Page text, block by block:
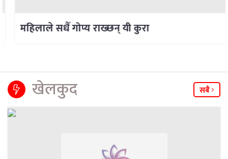
महिलाले सधैँ गोप्य राख्छन् यी कुरा
खेलकुद सबै